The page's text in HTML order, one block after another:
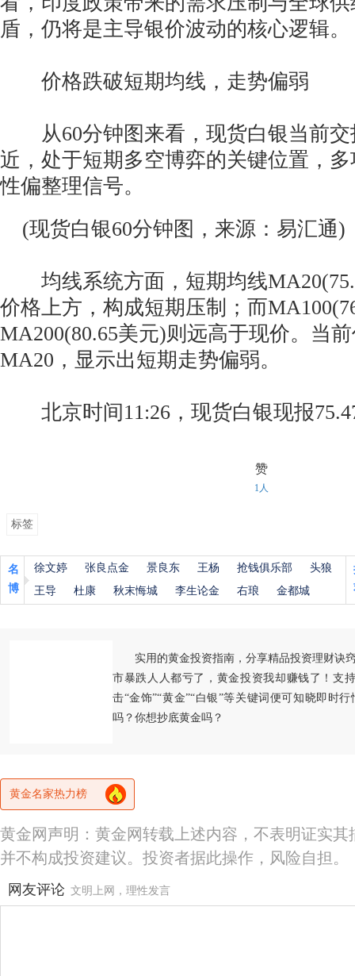
盾，仍将是主导银价波动的核心逻辑。
价格跌破短期均线，走势偏弱
从60分钟图来看，现货白银当前交
近，处于短期多空博弈的关键位置，
性偏整理信号。
(现货白银60分钟图，来源：易汇通)
均线系统方面，短期均线
价格上方，构成短期压制；而
MA200(80.65美元)则远高于现价。当
MA20，显示出短期走势偏弱。
北京时间11:26，现货白银现报
赞
1人
标签
名
博
徐文婷 张良点金 景良东 王杨 抢钱俱乐部
头狼
王导
杜康 秋末悔城 李生论金 右琅 金都城
实用的黄金投资指南，分享精品投资理财诀
市暴跌人人都亏了，黄金投资我却赚钱了！支
击“金饰”“黄金”“白银”等关键词便可知晓即时
吗？你想抄底黄金吗？
黄金名家热力榜
黄金网声明：黄金网转载上述内容，不表明证实
并不构成投资建议。投资者据此操作，风险自担。
网友评论 文明上网，理性发言